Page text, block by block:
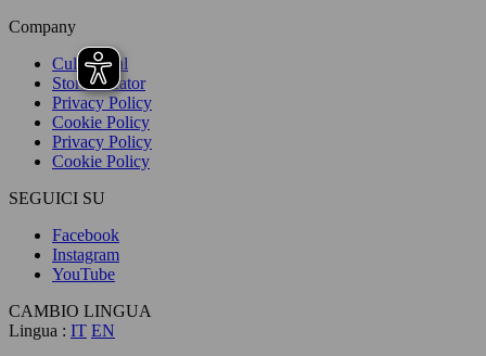
Company
Cult Social
Store Locator
Privacy Policy
Cookie Policy
Privacy Policy
Cookie Policy
SEGUICI SU
Facebook
Instagram
YouTube
CAMBIO LINGUA
Lingua : IT EN